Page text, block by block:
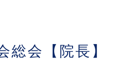
総会【院長】